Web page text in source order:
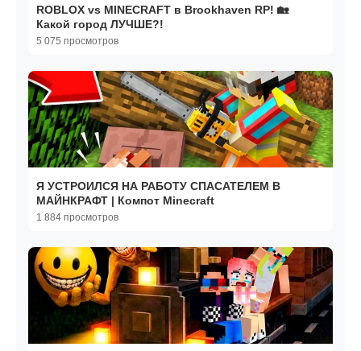
ROBLOX vs MINECRAFT в Brookhaven RP! 🏡
Какой город ЛУЧШЕ?!
5 075 просмотров
Я УСТРОИЛСЯ НА РАБОТУ СПАСАТЕЛЕМ В
МАЙНКРАФТ | Компот Minecraft
1 884 просмотров